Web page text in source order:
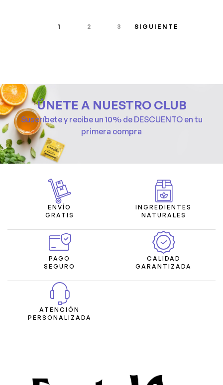
1 2 3 SIGUIENTE
ÚNETE A NUESTRO CLUB
Suscríbete y recibe un 10% de DESCUENTO en tu
primera compra
ENVÍO
GRATIS
INGREDIENTES
NATURALES
PAGO
SEGURO
CALIDAD
GARANTIZADA
ATENCIÓN
PERSONALIZADA